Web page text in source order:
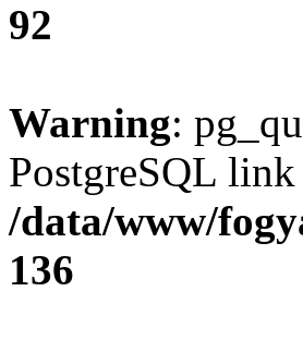
92
Warning:
PostgreSQL
/data/www/
136